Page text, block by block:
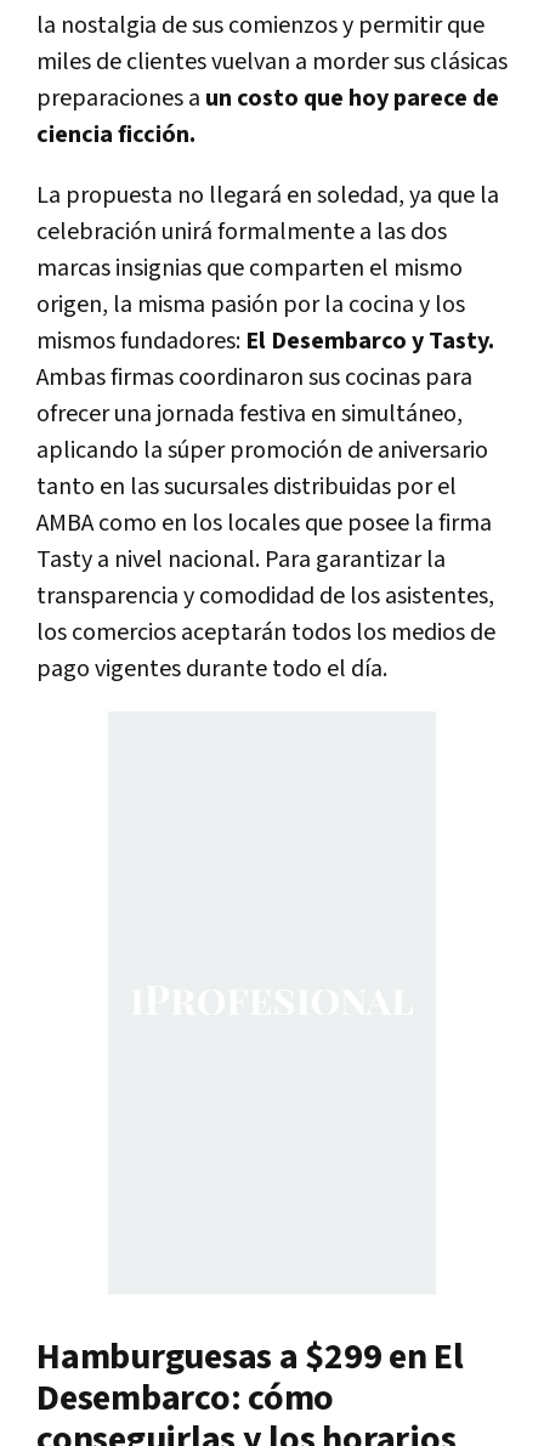
la nostalgia de sus comienzos y permitir que
miles de clientes vuelvan a morder sus clásicas
preparaciones a un costo que hoy parece de
ciencia ficción.
La propuesta no llegará en soledad, ya que la
celebración unirá formalmente a las dos
marcas insignias que comparten el mismo
origen, la misma pasión por la cocina y los
mismos fundadores: El Desembarco y Tasty.
Ambas firmas coordinaron sus cocinas para
ofrecer una jornada festiva en simultáneo,
aplicando la súper promoción de aniversario
tanto en las sucursales distribuidas por el
AMBA como en los locales que posee la firma
Tasty a nivel nacional. Para garantizar la
transparencia y comodidad de los asistentes,
los comercios aceptarán todos los medios de
pago vigentes durante todo el día.
Hamburguesas a $299 en El
Desembarco: cómo